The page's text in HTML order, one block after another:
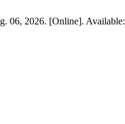
06, 2026. [Online]. Available: